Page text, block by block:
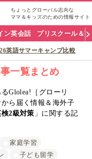
ちょっとグローバル志向な
ママ＆キッズのための情報サイト
ン英会話 プリスクール＆
英語サマーキャンプ比較
一覧まとめ
Glolea!［グローリ
ら届く情報＆海外子
2級対策 」に関する記
家庭学習
子ども留学